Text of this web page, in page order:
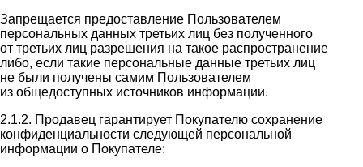
Запрещается предоставление Пользователем
персональных данных третьих лиц без полученного
от третьих лиц разрешения на такое распространение
либо, если такие персональные данные третьих лиц
не были получены самим Пользователем
из общедоступных источников информации.
2.1.2. Продавец гарантирует Покупателю сохранение
конфиденциальности следующей персональной
информации о Покупателе: